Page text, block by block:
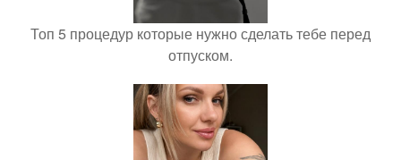
Топ 5 процедур которые нужно сделать тебе перед
отпуском.